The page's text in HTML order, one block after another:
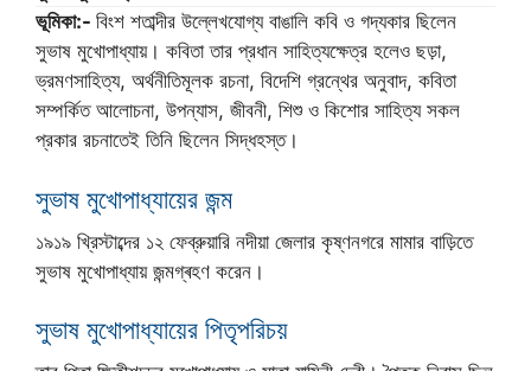
ভূমিকা:- বিংশ শতাব্দীর উল্লেখযোগ্য বাঙালি কবি ও গদ্যকার ছিলেন
সুভাষ মুখোপাধ্যায়। কবিতা তার প্রধান সাহিত্যক্ষেত্র হলেও ছড়া,
ভ্রমণসাহিত্য, অর্থনীতিমূলক রচনা, বিদেশি গ্রন্থের অনুবাদ, কবিতা
সম্পর্কিত আলোচনা, উপন্যাস, জীবনী, শিশু ও কিশোর সাহিত্য সকল
প্রকার রচনাতেই তিনি ছিলেন সিদ্ধহস্ত।
সুভাষ মুখোপাধ্যায়ের জন্ম
১৯১৯ খ্রিস্টাব্দের ১২ ফেব্রুয়ারি নদীয়া জেলার কৃষ্ণনগরে মামার বাড়িতে
সুভাষ মুখোপাধ্যায় জন্মগ্ৰহণ করেন।
সুভাষ মুখোপাধ্যায়ের পিতৃপরিচয়